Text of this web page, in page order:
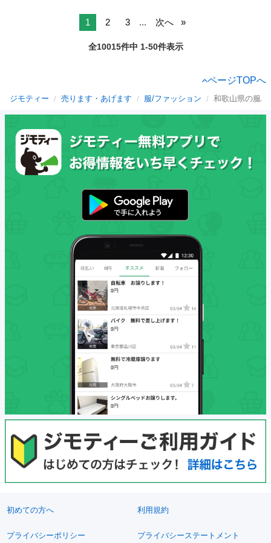
1 2 3 ... 次へ
全10015件中 1-50件表示
ページTOPへ
ジモティー 売ります・あげます 服/ファッション 和歌山県の服/
初めての方へ 利用規約
プライバシーポリシー プライバシーステートメント